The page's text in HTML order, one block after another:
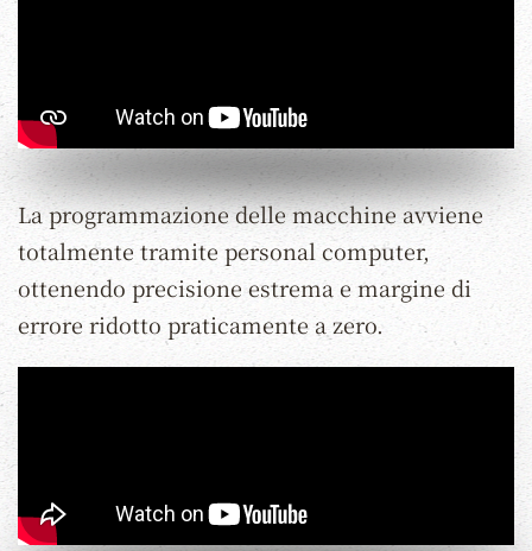
La programmazione delle macchine avviene
totalmente tramite personal computer,
ottenendo precisione estrema e margine di
errore ridotto praticamente a zero.